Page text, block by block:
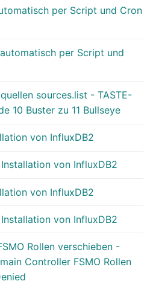
per Script und Cron
per Script und
sources.list - TASTE-
10 Buster zu 11 Bullseye
von InfluxDB2
von InfluxDB2
von InfluxDB2
von InfluxDB2
Rollen verschieben -
Controller FSMO Rollen